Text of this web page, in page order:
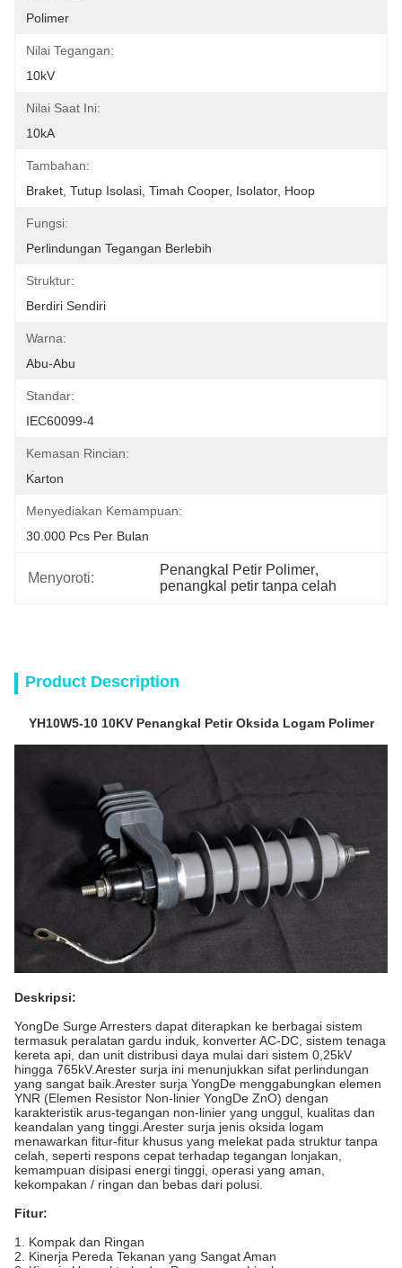
Polimer
Nilai Tegangan:
10kV
Nilai Saat Ini:
10kA
Tambahan:
Braket, Tutup Isolasi, Timah Cooper, Isolator, Hoop
Fungsi:
Perlindungan Tegangan Berlebih
Struktur:
Berdiri Sendiri
Warna:
Abu-Abu
Standar:
IEC60099-4
Kemasan Rincian:
Karton
Menyediakan Kemampuan:
30.000 Pcs Per Bulan
Menyoroti:
Penangkal Petir Polimer,
penangkal petir tanpa celah
Product Description
YH10W5-10 10KV Penangkal Petir Oksida Logam Polimer
Deskripsi:
YongDe Surge Arresters dapat diterapkan ke berbagai sistem
termasuk peralatan gardu induk, konverter AC-DC, sistem tenaga
kereta api, dan unit distribusi daya mulai dari sistem 0,25kV
hingga 765kV.Arester surja ini menunjukkan sifat perlindungan
yang sangat baik.Arester surja YongDe menggabungkan elemen
YNR (Elemen Resistor Non-linier YongDe ZnO) dengan
karakteristik arus-tegangan non-linier yang unggul, kualitas dan
keandalan yang tinggi.Arester surja jenis oksida logam
menawarkan fitur-fitur khusus yang melekat pada struktur tanpa
celah, seperti respons cepat terhadap tegangan lonjakan,
kemampuan disipasi energi tinggi, operasi yang aman,
kekompakan / ringan dan bebas dari polusi.
Fitur:
1. Kompak dan Ringan
2. Kinerja Pereda Tekanan yang Sangat Aman